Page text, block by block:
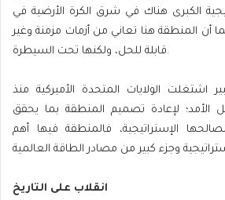
الكبرى هناك في شرق الكرة الأرضية في
أن المنطقة هنا تعاني من أزمات مزمنة وغير
قابلة للحل، ولكنها تحت السيطرة.
اشتغلت الولايات المتحدة الأميركية منذ
الأمد؛ لإعادة تصميم المنطقة بما يحقق
الإستراتيجية، فالمنطقة فيها أهم
انقلاب على التاريخ